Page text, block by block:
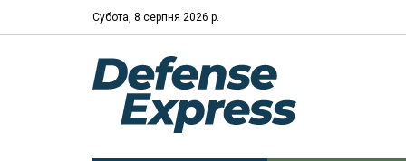
Субота, 8 серпня 2026 р.